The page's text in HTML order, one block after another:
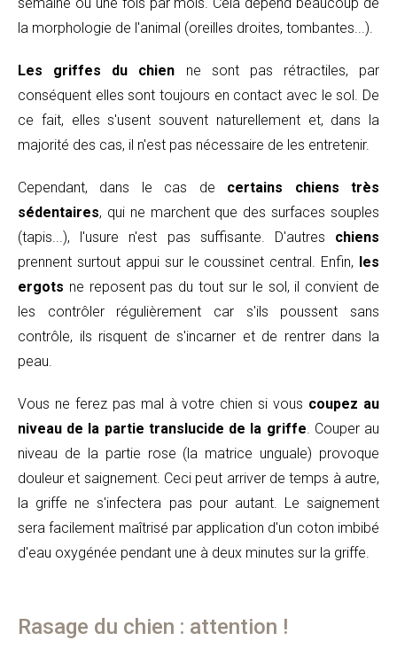
la morphologie de l'animal (oreilles droites, tombantes...).
Les griffes du chien ne sont pas rétractiles, par
conséquent elles sont toujours en contact avec le sol. De
ce fait, elles s'usent souvent naturellement et, dans la
majorité des cas, il n'est pas nécessaire de les entretenir.
Cependant, dans le cas de certains chiens très
sédentaires, qui ne marchent que des surfaces souples
(tapis...), l'usure n'est pas suffisante. D'autres chiens
prennent surtout appui sur le coussinet central. Enfin, les
ergots ne reposent pas du tout sur le sol, il convient de
les contrôler régulièrement car s'ils poussent sans
contrôle, ils risquent de s'incarner et de rentrer dans la
peau.
Vous ne ferez pas mal à votre chien si vous coupez au
niveau de la partie translucide de la griffe . Couper au
niveau de la partie rose (la matrice unguale) provoque
douleur et saignement. Ceci peut arriver de temps à autre,
la griffe ne s'infectera pas pour autant. Le saignement
sera facilement maîtrisé par application d'un coton imbibé
d'eau oxygénée pendant une à deux minutes sur la griffe.
Rasage du chien : attention !